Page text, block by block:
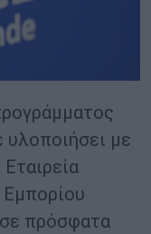
υλοποιήσει με
πρόσφατα